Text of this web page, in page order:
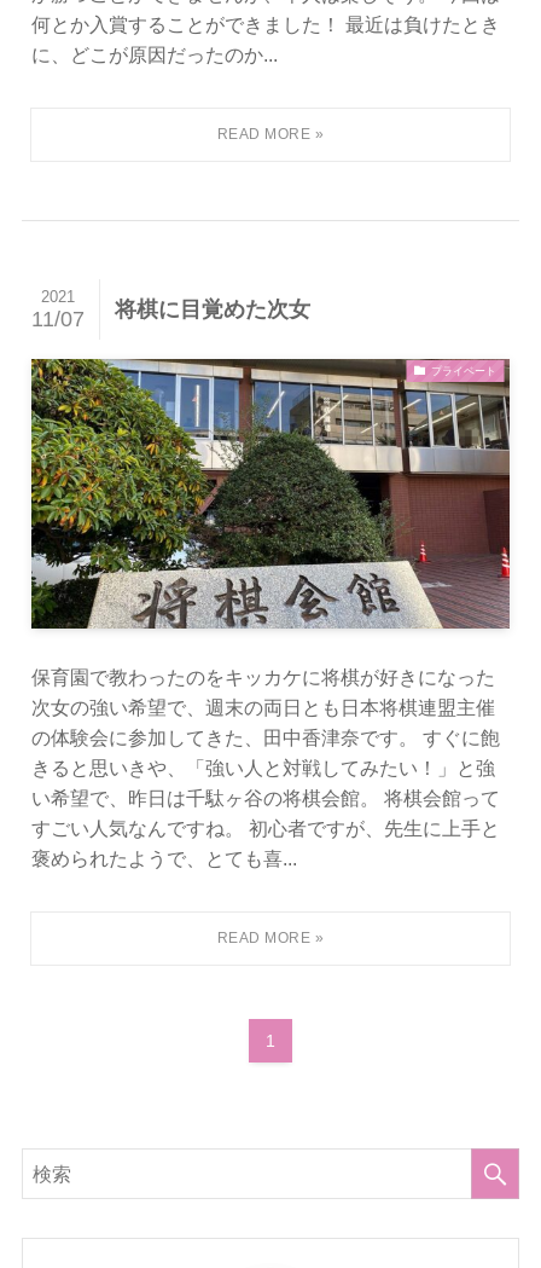
何とか入賞することができました！ 最近は負けたとき
に、どこが原因だったのか...
将棋に目覚めた次女
2021
11/07
プライベート
保育園で教わったのをキッカケに将棋が好きになった
次女の強い希望で、週末の両日とも日本将棋連盟主催
の体験会に参加してきた、田中香津奈です。 すぐに飽
きると思いきや、「強い人と対戦してみたい！」と強
い希望で、昨日は千駄ヶ谷の将棋会館。 将棋会館って
すごい人気なんですね。 初心者ですが、先生に上手と
褒められたようで、とても喜...
1